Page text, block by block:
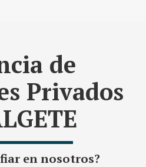
de
Privados
en nosotros?